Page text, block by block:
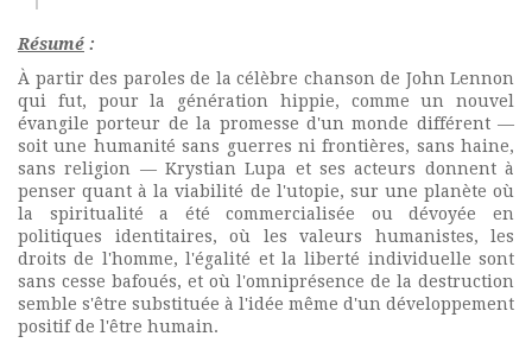
Résumé :
À partir des paroles de la célèbre chanson de John Lennon
qui fut, pour la génération hippie, comme un nouvel
évangile porteur de la promesse d'un monde différent —
soit une humanité sans guerres ni frontières, sans haine,
sans religion — Krystian Lupa et ses acteurs donnent à
penser quant à la viabilité de l'utopie, sur une planète où
la spiritualité a été commercialisée ou dévoyée en
politiques identitaires, où les valeurs humanistes, les
droits de l'homme, l'égalité et la liberté individuelle sont
sans cesse bafoués, et où l'omniprésence de la destruction
semble s'être substituée à l'idée même d'un développement
positif de l'être humain.